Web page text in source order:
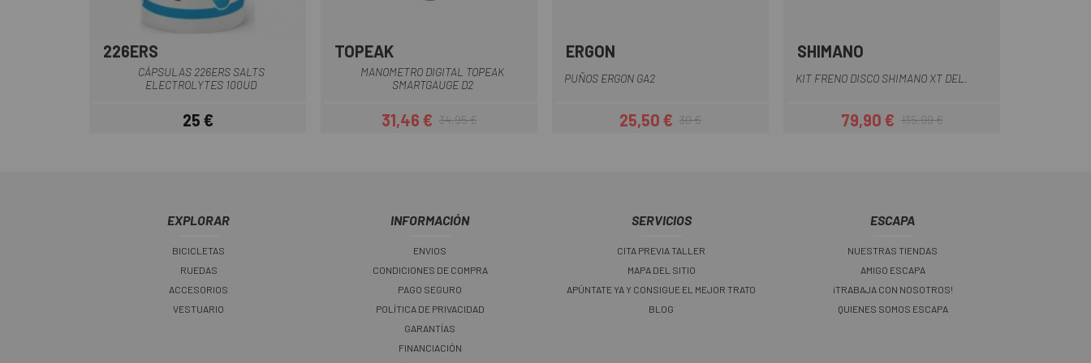
226ERS
CÁPSULAS 226ERS SALTS
ELECTROLYTES 100UD
Precio
25 €
TOPEAK
MANOMETRO DIGITAL TOPEAK
SMARTGAUGE D2
Precio
31,46 €Precio regular
34,95 €
Black
ERGON
PUÑOS ERGON GA2
Precio
25,50 €Precio regular
30 €
SHIMANO
KIT FRENO DISCO SHIMANO XT DEL.
Precio
79,90 €Precio regular
135,99 €
EXPLORAR
BICICLETAS
RUEDAS
ACCESORIOS
VESTUARIO
INFORMACIÓN
ENVIOS
CONDICIONES DE COMPRA
PAGO SEGURO
POLÍTICA DE PRIVACIDAD
GARANTÍAS
FINANCIACIÓN
SERVICIOS
CITA PREVIA TALLER
MAPA DEL SITIO
APÚNTATE YA Y CONSIGUE EL MEJOR TRATO
BLOG
ESCAPA
NUESTRAS TIENDAS
AMIGO ESCAPA
¡TRABAJA CON NOSOTROS!
QUIENES SOMOS ESCAPA